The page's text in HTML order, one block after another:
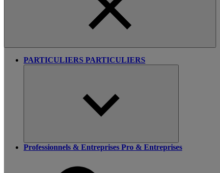
PARTICULIERS PARTICULIERS
Professionnels & Entreprises Pro & Entreprises